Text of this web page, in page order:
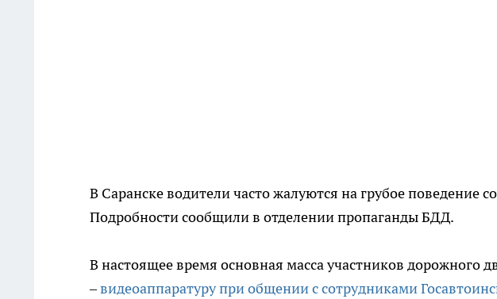
В Саранске водители часто жалуются на грубое поведение
Подробности сообщили в отделении пропаганды БДД.
В настоящее время основная масса участников дорожного
–видеоаппаратуру при общении с сотрудниками